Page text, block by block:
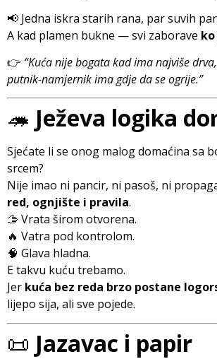
📢 Jedna iskra starih rana, par suvih
A kad plamen bukne — svi zaborave
👉 “Kuća nije bogata kad ima najviše
putnik-namjernik ima gdje da se ogrije.”
🦔 Ježeva logika
Sjećate li se onog malog domaćina sa
srcem?
Nije imao ni pancir, ni pasoš, ni
red, ognjište i pravila.
🫱 Vrata širom otvorena.
🔥 Vatra pod kontrolom.
🧠 Glava hladna.
E takvu kuću trebamo.
Jer kuća bez reda brzo postane
lijepo sija, ali sve pojede.
📜 Jazavac i papir